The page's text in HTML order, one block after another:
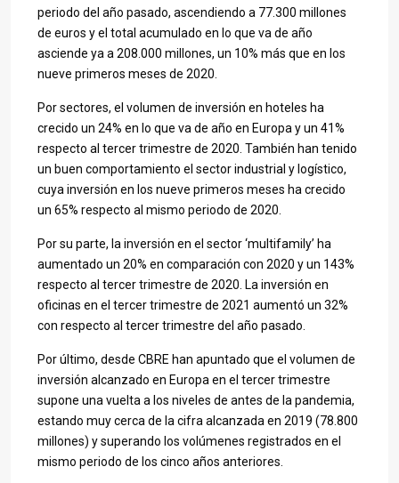
periodo del año pasado, ascendiendo a 77.300 millones
de euros y el total acumulado en lo que va de año
asciende ya a 208.000 millones, un 10% más que en los
nueve primeros meses de 2020.
Por sectores, el volumen de inversión en hoteles ha
crecido un 24% en lo que va de año en Europa y un 41%
respecto al tercer trimestre de 2020. También han tenido
un buen comportamiento el sector industrial y logístico,
cuya inversión en los nueve primeros meses ha crecido
un 65% respecto al mismo periodo de 2020.
Por su parte, la inversión en el sector ‘multifamily’ ha
aumentado un 20% en comparación con 2020 y un 143%
respecto al tercer trimestre de 2020. La inversión en
oficinas en el tercer trimestre de 2021 aumentó un 32%
con respecto al tercer trimestre del año pasado.
Por último, desde CBRE han apuntado que el volumen de
inversión alcanzado en Europa en el tercer trimestre
supone una vuelta a los niveles de antes de la pandemia,
estando muy cerca de la cifra alcanzada en 2019 (78.800
millones) y superando los volúmenes registrados en el
mismo periodo de los cinco años anteriores.